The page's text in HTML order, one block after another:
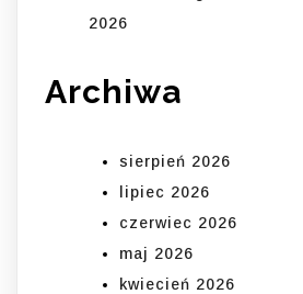
2026
Archiwa
sierpień 2026
lipiec 2026
czerwiec 2026
maj 2026
kwiecień 2026